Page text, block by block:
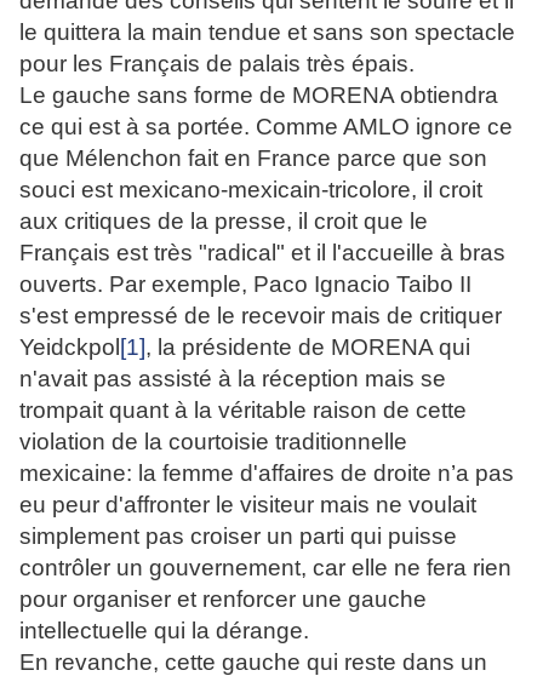
le quittera la main tendue et sans son spectacle
pour les Français de palais très épais.
Le gauche sans forme de MORENA obtiendra
ce qui est à sa portée. Comme AMLO ignore ce
que Mélenchon fait en France parce que son
souci est mexicano-mexicain-tricolore, il croit
aux critiques de la presse, il croit que le
Français est très "radical" et il l'accueille à bras
ouverts. Par exemple, Paco Ignacio Taibo II
s'est empressé de le recevoir mais de critiquer
Yeidckpol [1], la présidente de MORENA qui
n'avait pas assisté à la réception mais se
trompait quant à la véritable raison de cette
violation de la courtoisie traditionnelle
mexicaine: la femme d'affaires de droite n’a pas
eu peur d'affronter le visiteur mais ne voulait
simplement pas croiser un parti qui puisse
contrôler un gouvernement, car elle ne fera rien
pour organiser et renforcer une gauche
intellectuelle qui la dérange.
En revanche, cette gauche qui reste dans un